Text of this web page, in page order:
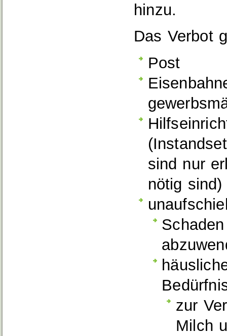
hinzu.
Das Verbot
Post
sind nur
nötig sind)
zur
Milch